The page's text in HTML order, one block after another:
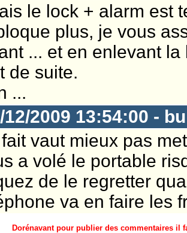
le lock + alarm est
plus, je vous
... et en enlevant
de suite.
...
12/2009 13:54:00 -
vaut mieux pas
a volé le portable
de le regretter
va en faire les
Dorénavant pour publier des commentaires il